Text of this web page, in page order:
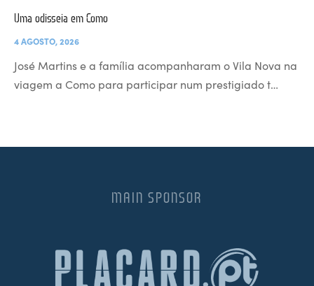
Uma odisseia em Como
4 AGOSTO, 2026
José Martins e a família acompanharam o Vila Nova na
viagem a Como para participar num prestigiado t…
MAIN SPONSOR